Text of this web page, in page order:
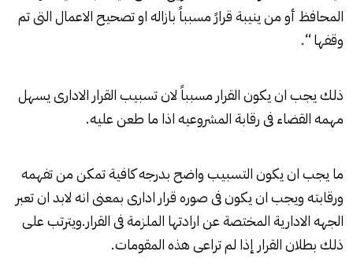
المحافظ أو من ينيبة قرارً مسبباً بازاله او تصحيح الاعمال التى تم
وقفها “.
ذلك يجب ان يكون القرار مسبباً لان تسبيب القرار الادارى يسهل
مهمه القضاء فى رقابة المشروعيه اذا ما طعن عليه.
ما يجب ان يكون التسبيب واضح بدرجه كافية تمكن من تفهمه
ورقابته ويجب ان يكون فى صوره قرار ادارى بمعنى انه لابد ان تعبر
الجهه الادارية المختصة عن ارادتها الملزمة فى القرار.ويترتب على
ذلك بطلان القرار إذا لم تراعى هذه المقومات.